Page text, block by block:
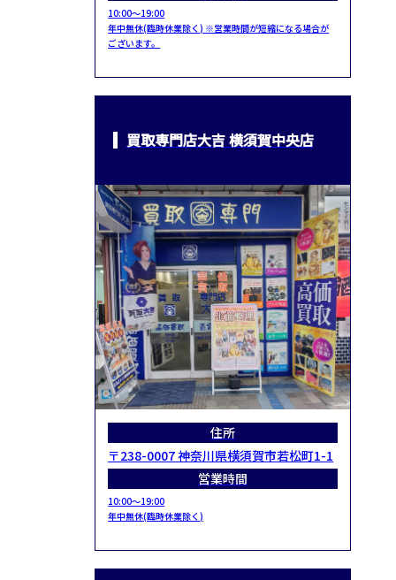
10:00～19:00
年中無休(臨時休業除く) ※営業時間が短縮になる場合が
ございます。
買取専門店大吉 横須賀中央店
住所
〒238-0007 神奈川県横須賀市若松町1-1
営業時間
10:00～19:00
年中無休(臨時休業除く)